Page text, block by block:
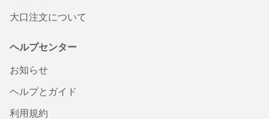
大口注文について
ヘルプセンター
お知らせ
ヘルプとガイド
利用規約